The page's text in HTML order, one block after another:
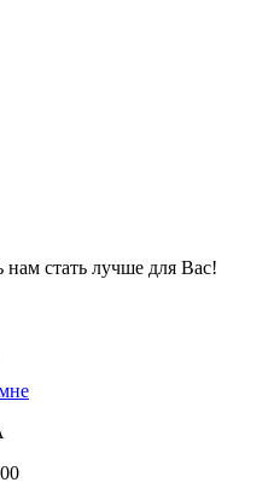
стать лучше для Вас!